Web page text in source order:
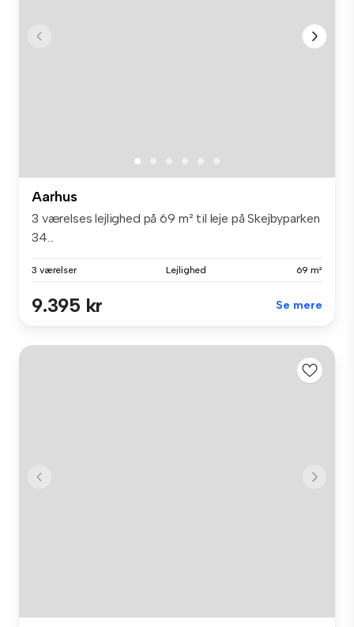
Aarhus
3 værelses lejlighed på 69 m² til leje på Skejbyparken
34...
3 værelser Lejlighed 69 m²
9.395 kr Se mere